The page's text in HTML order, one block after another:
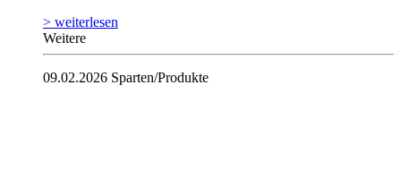
> weiterlesen
Weitere
09.02.2026 Sparten/Produkte